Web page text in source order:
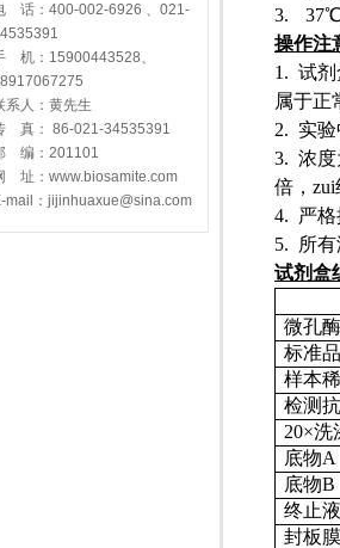
话：400-002-6926 、021-
机：15900443528、
系人：黄先生
真： 86-021-34535391
编：201101
址：www.biosamite.com
mail：jijinhuaxue@sina.com
3.
37℃
操作注
1. 试剂
属于正
2. 实
3. 浓度
倍，zui
4. 严
5.
所
试剂盒
微孔
标准品
样本
检测
20×洗
底物A
底物B
终止液
封板膜